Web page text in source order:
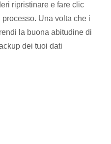
ripristinare e fare clic
Una volta che i
la buona abitudine di
dei tuoi dati